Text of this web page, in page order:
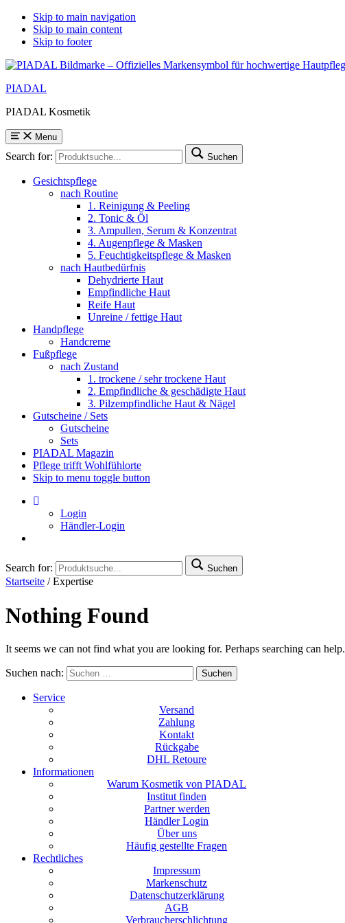
Skip to main navigation
Skip to main content
Skip to footer
PIADAL
PIADAL Kosmetik
Menu
Search for: Suchen
Gesichtspflege
nach Routine
1. Reinigung & Peeling
2. Tonic & Öl
3. Ampullen, Serum & Konzentrat
4. Augenpflege & Masken
5. Feuchtigkeitspflege & Masken
nach Hautbedürfnis
Dehydrierte Haut
Empfindliche Haut
Reife Haut
Unreine / fettige Haut
Handpflege
Handcreme
Fußpflege
nach Zustand
1. trockene / sehr trockene Haut
2. Empfindliche & geschädigte Haut
3. Pilzempfindliche Haut & Nägel
Gutscheine / Sets
Gutscheine
Sets
PIADAL Magazin
Pflege trifft Wohlfühlorte
Skip to menu toggle button
Login
Händler-Login
Search for: Suchen
Startseite /Expertise
Nothing Found
It seems we can not find what you are looking for. Perhaps searching can help.
Suchen nach:
Service
Versand
Zahlung
Kontakt
Rückgabe
DHL Retoure
Informationen
Warum Kosmetik von PIADAL
Institut finden
Partner werden
Händler Login
Über uns
Häufig gestellte Fragen
Rechtliches
Impressum
Markenschutz
Datenschutzerklärung
AGB
Verbraucherschlichtung